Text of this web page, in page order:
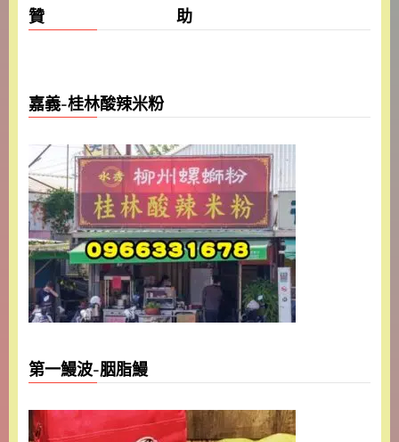
贊 助
嘉義-桂林酸辣米粉
第一鰻波-胭脂鰻